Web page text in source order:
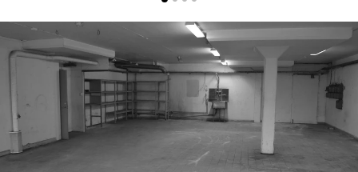
Lediga
lokaler
Hisingen
Hägersten